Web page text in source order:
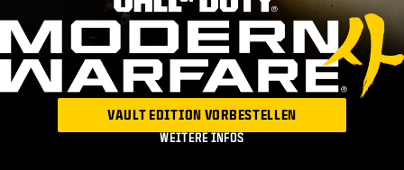
VAULT EDITION VORBESTELLEN
WEITERE INFOS